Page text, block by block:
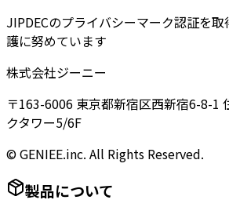
JIPDECのプライバシーマーク認証を
護に努めています
株式会社ジーニー
〒163-6006 東京都新宿区西新宿6-8-1
クタワー5/6F
© GENIEE.inc. All Rights Reserved.
製品について